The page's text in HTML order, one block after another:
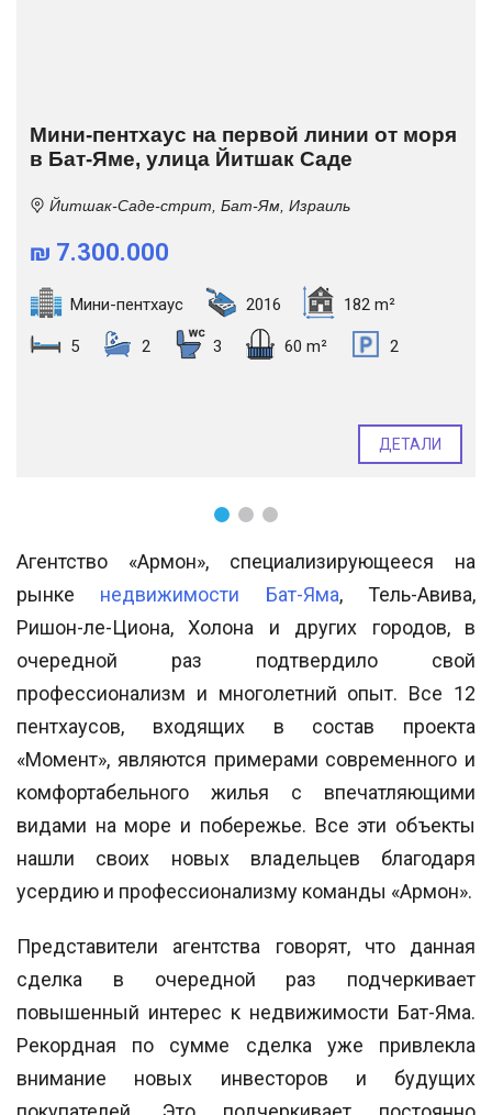
Мини-пентхаус на первой линии от моря
в Бат-Яме, улица Йитшак Саде
Йитшак-Саде-стрит, Бат-Ям, Израиль
₪ 7.300.000
Мини-пентхаус 2016 182 m²
5 2 3 60 m² 2
ДЕТАЛИ
Агентство «Армон», специализирующееся на
рынке недвижимости Бат-Яма, Тель-Авива,
Ришон-ле-Циона, Холона и других городов, в
очередной раз подтвердило свой
профессионализм и многолетний опыт. Все 12
пентхаусов, входящих в состав проекта
«Момент», являются примерами современного и
комфортабельного жилья с впечатляющими
видами на море и побережье. Все эти объекты
нашли своих новых владельцев благодаря
усердию и профессионализму команды «Армон».
Представители агентства говорят, что данная
сделка в очередной раз подчеркивает
повышенный интерес к недвижимости Бат-Яма.
Рекордная по сумме сделка уже привлекла
внимание новых инвесторов и будущих